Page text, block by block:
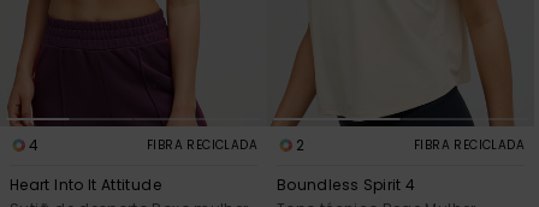
4 FIBRA RECICLADA
Heart Into It Attitude
2 FIBRA RECICLADA
Boundless Spirit 4